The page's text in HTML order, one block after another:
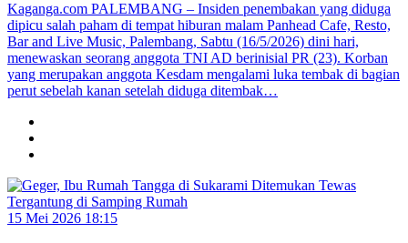
Kaganga.com PALEMBANG – Insiden penembakan yang diduga
dipicu salah paham di tempat hiburan malam Panhead Cafe, Resto,
Bar and Live Music, Palembang, Sabtu (16/5/2026) dini hari,
menewaskan seorang anggota TNI AD berinisial PR (23). Korban
yang merupakan anggota Kesdam mengalami luka tembak di bagian
perut sebelah kanan setelah diduga ditembak…
15 Mei 2026 18:15